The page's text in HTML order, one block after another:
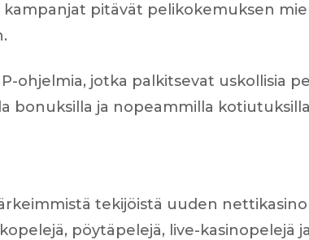
pitävät pelikokemuksen
ohjelmia, jotka palkitsevat uskollisia
bonuksilla ja nopeammilla
tekijöistä uuden
pöytäpelejä, live-kasinopelejä